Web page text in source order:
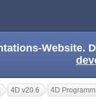
Website.
4D v20.6 4D